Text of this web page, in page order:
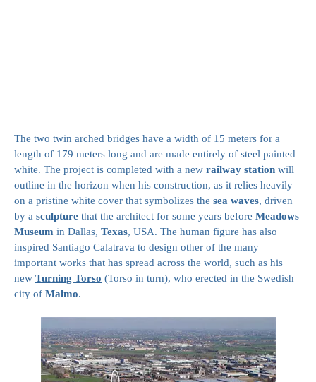
The two twin arched bridges have a width of 15 meters for a
length of 179 meters long and are made entirely of steel painted
white. The project is completed with a new railway station will
outline in the horizon when his construction, as it relies heavily
on a pristine white cover that symbolizes the sea waves, driven
by a sculpture that the architect for some years before Meadows
Museum in Dallas, Texas, USA. The human figure has also
inspired Santiago Calatrava to design other of the many
important works that has spread across the world, such as his
new Turning Torso (Torso in turn), who erected in the Swedish
city of Malmo.